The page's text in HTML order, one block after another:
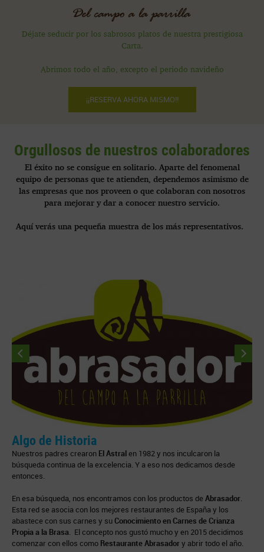
Déjate seducir por los sabrosos platos de nuestra prestigiosa
Carta.
Abrimos todo el año, excepto el periodo navideño
¡¡RESERVA AHORA MISMO!!
Orgullosos de nuestros colaboradores
El éxito no se consigue en solitario. Aparte del fenomenal
equipo de personas que te atienden, dependemos asimismo de
las empresas que nos proveen o que colaboran con nosotros
para mejorar y dar a conocer nuestro servicio.
Aquí verás una pequeña muestra de los más representativos.
Algo de Historia
Nuestros padres crearon El Astralen 1982 y nos inculcaron la
búsqueda continua de la excelencia. Y a eso nos dedicamos desde
entonces.
En esa búsqueda, nos encontramos con los productos de Abrasador.
Esta red se asocia con los mejores restaurantes de España y los
abastece con sus carnes y suConocimiento en Carnes de Crianza
Propia a la Brasa. El concepto nos gustó mucho y en 2015 decidimos
comenzar con ellos como Restaurante Abrasadory abrir todo el año.